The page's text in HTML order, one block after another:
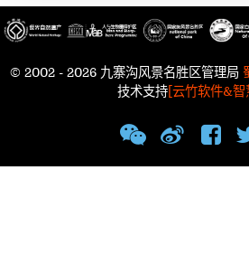
© 2002 - 2026 九寨沟风景名胜区管理局
技术支持[云竹软件&智